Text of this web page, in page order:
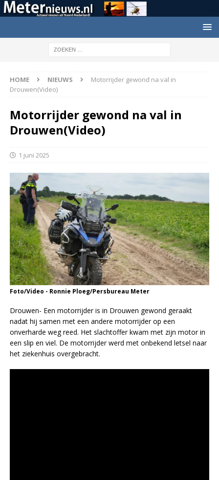
HOME NIEUWS
Motorrijder gewond na val in
Drouwen(Video)
Motorrijder gewond na val in
Drouwen(Video)
1 juni 2025
Foto/Video - Ronnie Ploeg/Persbureau Meter
Drouwen- Een motorrijder is in Drouwen gewond geraakt
nadat hij samen met een andere motorrijder op een
onverharde weg reed. Het slachtoffer kwam met zijn motor in
een slip en viel. De motorrijder werd met onbekend letsel naar
het ziekenhuis overgebracht.